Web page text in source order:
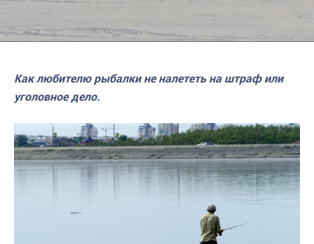
Как любителю рыбалки не налететь на штраф или
уголовное дело.